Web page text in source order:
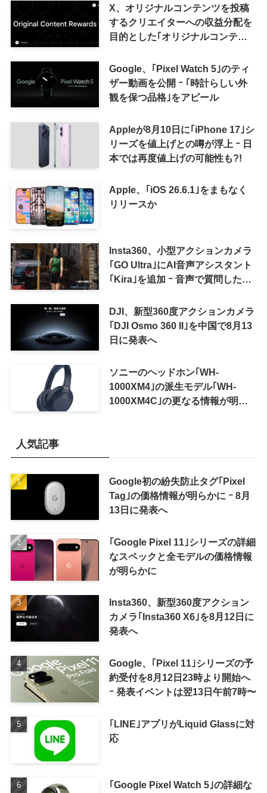
X、オリジナルコンテンツを投稿
するクリエイターへの収益分配を
目的とした｢オリジナルコンテン
来の｢収益分配｣は廃止
Google、｢Pixel Watch 5｣のティ
ザー動画を公開 ｰ ｢時計らしい外
観を保つ品格｣をアピール
Appleが8月10日に｢iPhone 17｣シ
リーズを値上げとの噂が浮上 ｰ 日
本では再度値上げの可能性も?!
Apple、｢iOS 26.6.1｣をまもなく
リリースか
Insta360、小型アクションカメラ
｢GO Ultra｣にAI音声アシスタント
｢Kira｣を追加 ｰ 音声で質問した
可能に
DJI、新型360度アクションカメラ
｢DJI Osmo 360 II｣を中国で8月13
日に発表へ
ソニーのヘッドホン｢WH-
1000XM4｣の派生モデル｢WH-
1000XM4C｣の更なる情報が明ら
人気記事
Google初の紛失防止タグ｢Pixel
Tag｣の価格情報が明らかに ｰ 8月
13日に発表へ
｢Google Pixel 11｣シリーズの詳細
なスペックと全モデルの価格情報
が明らかに
Insta360、新型360度アクション
カメラ｢Insta360 X6｣を8月12日に
発表へ
Google、｢Pixel 11｣シリーズの予
約受付を8月12日23時より開始へ
ｰ 発表イベントは翌13日午前7時〜
｢LINE｣アプリがLiquid Glassに対
応
｢Google Pixel Watch 5｣の詳細な